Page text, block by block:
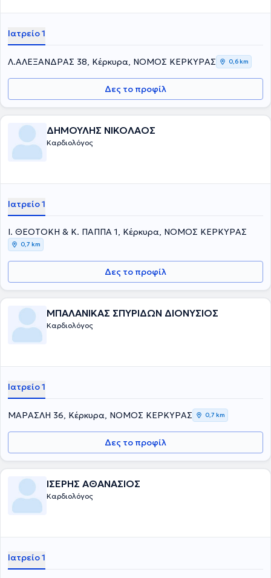
Ιατρείο 1
Λ.ΑΛΕΞΑΝΔΡΑΣ 38, Κέρκυρα, ΝΟΜΟΣ ΚΕΡΚΥΡΑΣ 0,6 km
Δες το προφίλ
ΔΗΜΟΥΛΗΣ ΝΙΚΟΛΑΟΣ
Καρδιολόγος
Ιατρείο 1
Ι. ΘΕΟΤΟΚΗ & Κ. ΠΑΠΠΑ 1, Κέρκυρα, ΝΟΜΟΣ ΚΕΡΚΥΡΑΣ
0,7 km
Δες το προφίλ
ΜΠΑΛΑΝΙΚΑΣ ΣΠΥΡΙΔΩΝ ΔΙΟΝΥΣΙΟΣ
Καρδιολόγος
Ιατρείο 1
ΜΑΡΑΣΛΗ 36, Κέρκυρα, ΝΟΜΟΣ ΚΕΡΚΥΡΑΣ 0,7 km
Δες το προφίλ
ΙΣΕΡΗΣ ΑΘΑΝΑΣΙΟΣ
Καρδιολόγος
Ιατρείο 1